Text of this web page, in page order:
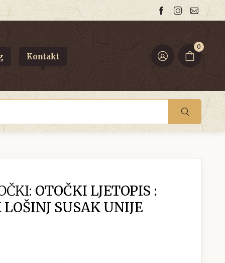
0
Kontakt
OTOČKI LJETOPIS :
SUSAK UNIJE